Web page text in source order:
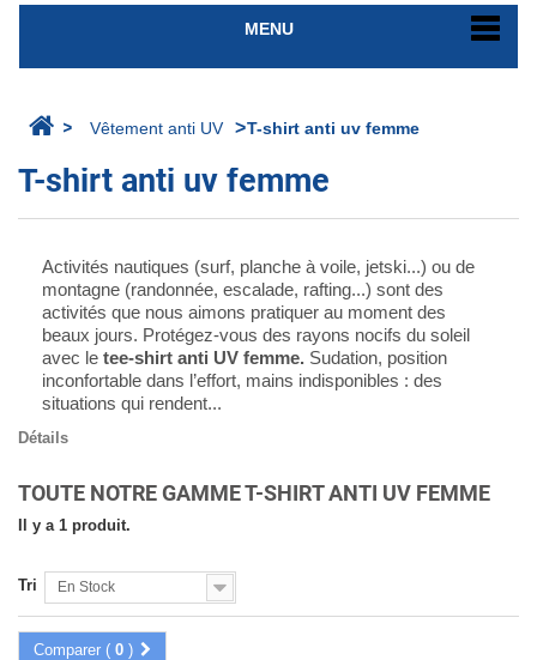
MENU
> Vêtement anti UV >T-shirt anti uv femme
T-shirt anti uv femme
Activités nautiques (surf, planche à voile, jetski...) ou de
montagne (randonnée, escalade, rafting...) sont des
activités que nous aimons pratiquer au moment des
beaux jours. Protégez-vous des rayons nocifs du soleil
avec le tee-shirt anti UV femme. Sudation, position
inconfortable dans l’effort, mains indisponibles : des
situations qui rendent...
Détails
TOUTE NOTRE GAMME T-SHIRT ANTI UV FEMME
Il y a 1 produit.
Tri En Stock
Comparer ( 0 )